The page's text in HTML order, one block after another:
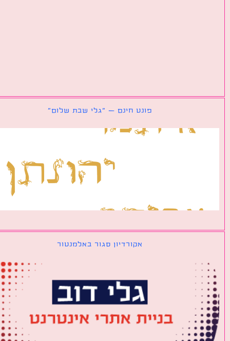
פונט חינם – ״גלי שבת שלום״
אקורדיון סגור באלמנטור